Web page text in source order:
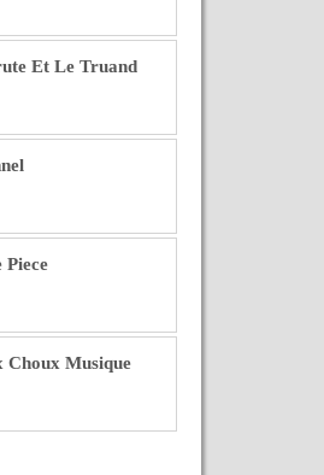
Et Le Truand
Piece
Choux Musique